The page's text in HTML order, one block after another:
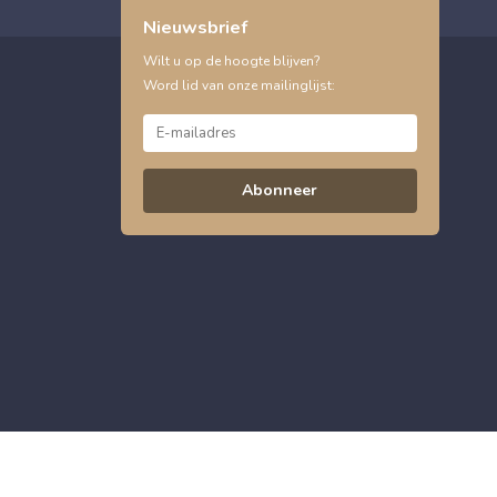
Nieuwsbrief
Wilt u op de hoogte blijven?
Word lid van onze mailinglijst:
Abonneer